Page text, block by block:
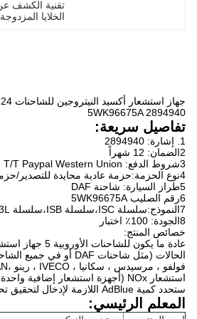
الخلايا المزدوجة
5WK96675A 2894940
تفاصيل سريعة:
1. إشارة: 2894940
2الضمان: 12 شهراً
3شروط الدفع: T/T Paypal Western Union
4نوع الحزمة:حزمة عادية محايدة للتصدير/حزمة العلامة التجارية للعميل
5طراز السيارة: شاحنة DAF
6رقم الصليب 5WK96675A
7النموذج:سلسلة ISC،سلسلة ISB،سلسلة 6C 8.3L
8الجودة: 100٪ اختبار
خصائص المنتج:
ستحدد كمية AdBlue اللازمة لإدخال لتحقيق تحويل NOx شبه مثالي.
المعلم الرئيسي: